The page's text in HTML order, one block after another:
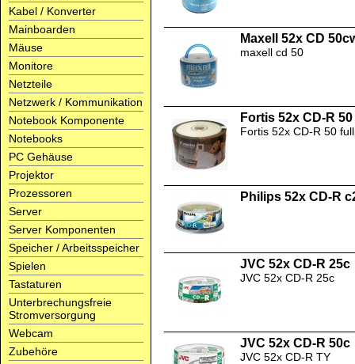
Kabel / Konverter
Mainboarden
Mäuse
Monitore
Netzteile
Netzwerk / Kommunikation
Notebook Komponente
Notebooks
PC Gehäuse
Projektor
Prozessoren
Server
Server Komponenten
Speicher / Arbeitsspeicher
Spielen
Tastaturen
Unterbrechungsfreie
Stromversorgung
Webcam
Zubehöre
Maxell 52x CD
maxell cd 50
Fortis 52x CD-R
Fortis 52x CD-R 50
Philips 52x CD-R
JVC 52x CD-R 25c
JVC 52x CD-R 25c
JVC 52x CD-R 50c
JVC 52x CD-R TY